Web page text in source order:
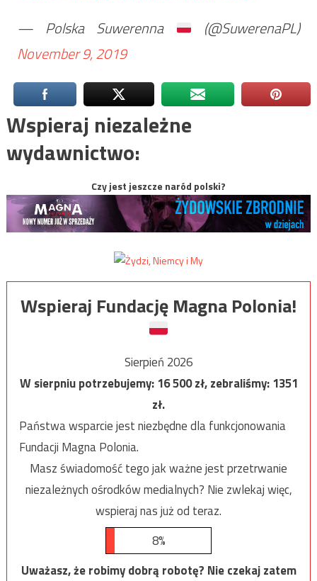
— Polska Suwerenna
(@SuwerenaPL)
November 9, 2019
Wspieraj niezależne
wydawnictwo:
Czy jest jeszcze naród polski?
Wspieraj Fundację Magna Polonia!
Sierpień 2026
W sierpniu potrzebujemy:16 500zł, zebraliśmy:1351
zł.
Państwa wsparcie jest niezbędne dla funkcjonowania
Fundacji Magna Polonia.
Masz świadomość tego jak ważne jest przetrwanie
niezależnych ośrodków medialnych? Nie zwlekaj więc,
wspieraj nas już od teraz.
8%
Uważasz, że robimy dobrą robotę? Nie czekaj zatem